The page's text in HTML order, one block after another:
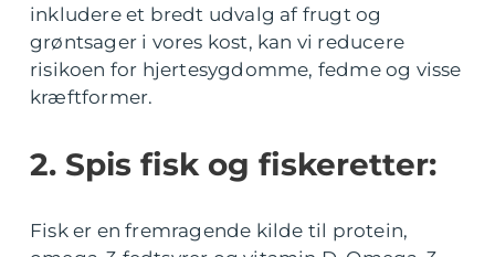
inkludere et bredt udvalg af frugt og
grøntsager i vores kost, kan vi reducere
risikoen for hjertesygdomme, fedme og visse
kræftformer.
2. Spis fisk og fiskeretter:
Fisk er en fremragende kilde til protein,